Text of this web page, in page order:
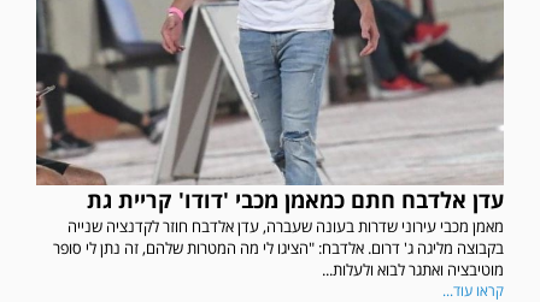
עדן אלדבח חתם כמאמן מכבי 'דודו' קריית גת
מאמן מכבי עירוני שדרות בעונה שעברה, עדן אלדבח חוזר לקדנציה שנייה
בקבוצה מליגה ג' דרום. אלדבח: "הציגו לי מה המטרות שלהם, זה נתן לי סופר
מוטיבציה ואתגר לבוא ולעלות...
קראו עוד...